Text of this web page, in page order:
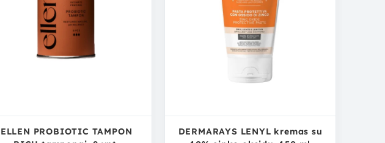
ELLEN PROBIOTIC TAMPON
DERMARAYS LENYL kremas su